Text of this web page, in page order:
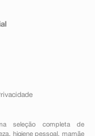
seleção completa de
, higiene pessoal ,mamãe